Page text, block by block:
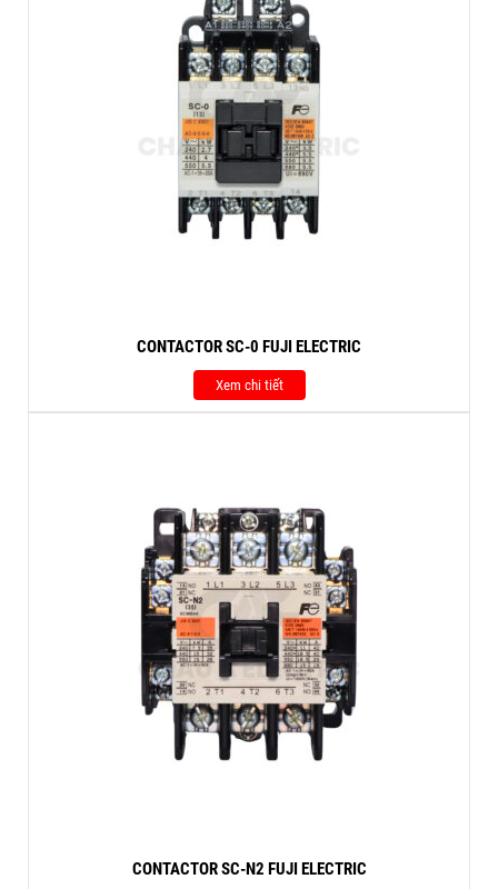
CONTACTOR SC-0 FUJI ELECTRIC
Xem chi tiết
CONTACTOR SC-N2 FUJI ELECTRIC